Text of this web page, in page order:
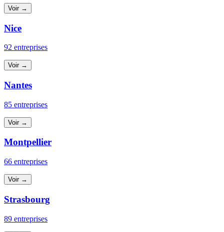
Voir →
Nice
92 entreprises
Voir →
Nantes
85 entreprises
Voir →
Montpellier
66 entreprises
Voir →
Strasbourg
89 entreprises